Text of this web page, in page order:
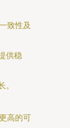
致性及
供稳
。
高的可